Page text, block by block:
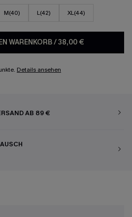
M(40) L(42) XL(44)
WARENKORB/38,00 €
Details ansehen
AB 89 €